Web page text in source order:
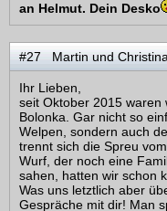
an Helmut. Dein Desko
#27 Martin und Christina
Ihr Lieben,
seit Oktober 2015 waren
Bolonka. Gar nicht so
Welpen, sondern auch
trennt sich die Spreu
Wurf, der noch eine
sahen, hatten wir schon
Was uns letztlich aber
Gespräche mit dir! Man